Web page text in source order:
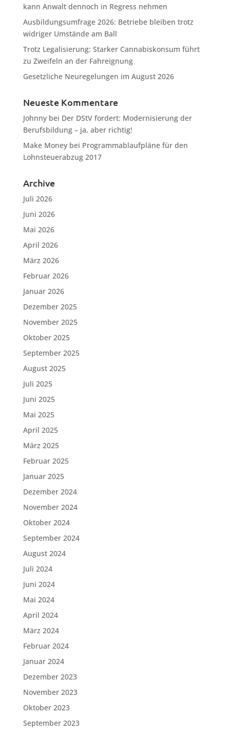
kann Anwalt dennoch in Regress nehmen
Ausbildungsumfrage 2026: Betriebe bleiben trotz
widriger Umstände am Ball
Trotz Legalisierung: Starker Cannabiskonsum führt
zu Zweifeln an der Fahreignung
Gesetzliche Neuregelungen im August 2026
Neueste Kommentare
Johnnybei Der DStV fordert: Modernisierung der
Berufsbildung – ja, aber richtig!
Make Moneybei Programmablaufpläne für den
Lohnsteuerabzug 2017
Archive
Juli 2026
Juni 2026
Mai 2026
April 2026
März 2026
Februar 2026
Januar 2026
Dezember 2025
November 2025
Oktober 2025
September 2025
August 2025
Juli 2025
Juni 2025
Mai 2025
April 2025
März 2025
Februar 2025
Januar 2025
Dezember 2024
November 2024
Oktober 2024
September 2024
August 2024
Juli 2024
Juni 2024
Mai 2024
April 2024
März 2024
Februar 2024
Januar 2024
Dezember 2023
November 2023
Oktober 2023
September 2023